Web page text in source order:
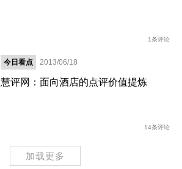
1条评论
今日看点 2013/06/18
慧评网：面向酒店的点评价值提炼
14条评论
加载更多